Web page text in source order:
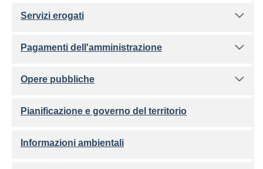
Servizi erogati
Pagamenti dell'amministrazione
Opere pubbliche
Pianificazione e governo del territorio
Informazioni ambientali